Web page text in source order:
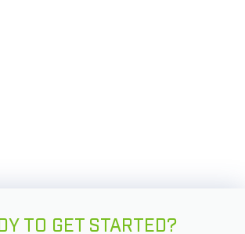
TO GET STARTED?